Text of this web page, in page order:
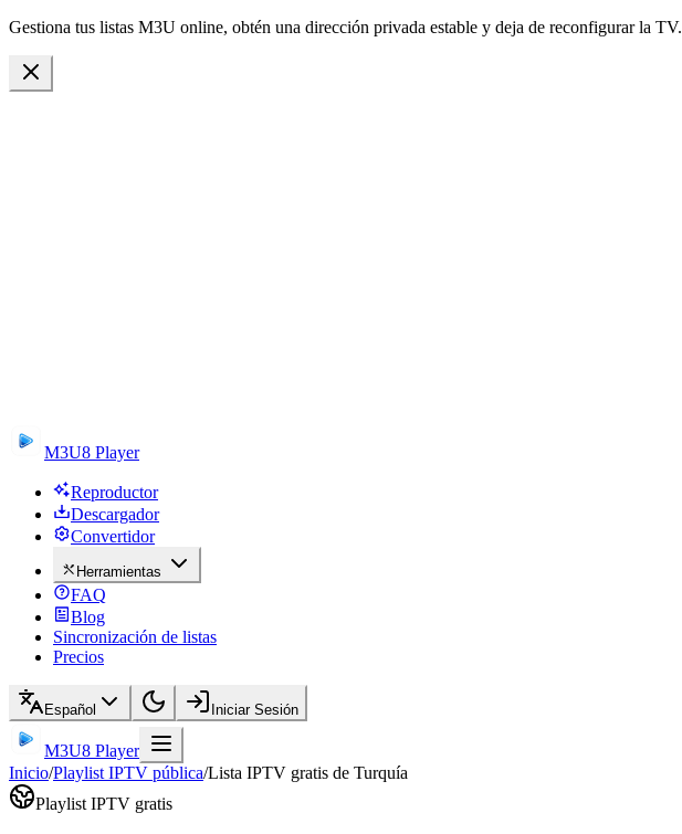
Gestiona tus listas M3U online, obtén una dirección privada estable y deja de reconfigurar la TV.
M3U8 Player
Reproductor
Descargador
Convertidor
Herramientas
FAQ
Blog
Sincronización de listas
Precios
Español Iniciar Sesión
M3U8 Player
Inicio/Playlist IPTV pública/Lista IPTV gratis de Turquía
Playlist IPTV gratis